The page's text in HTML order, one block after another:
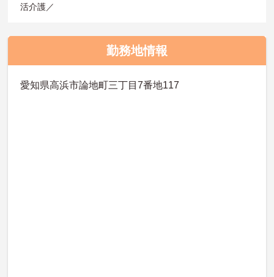
活介護／
勤務地情報
愛知県高浜市論地町三丁目7番地117